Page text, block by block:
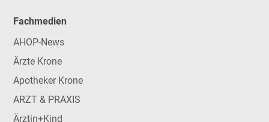
Fachmedien
AHOP-News
Ärzte Krone
Apotheker Krone
ARZT & PRAXIS
Ärztin+Kind